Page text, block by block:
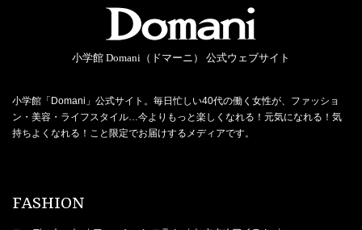
小学館 Domani（ドマーニ） 公式ウェブサイト
小学館「Domani」公式サイト。毎日忙しい40代の働く女性が、ファッショ
ン・美容・ライフスタイル…今よりもっと楽しくなれる！元気になれる！気
持ちよくなれる！こと限定でお届けするメディアです。
FASHION